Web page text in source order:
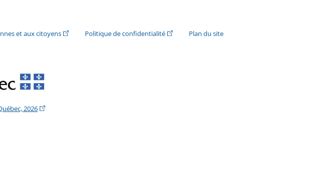
fenêtre.)
et aux citoyens(Cet hyperlien externe s'ouvrira dans une nouvelle fenêtre.)
Politique de confidentialité(Cet hyperlien externe s'ouvrira dans une nouvelle
Plan du site
2026(Cet hyperlien externe s'ouvrira dans une nouvelle fenêtre.)